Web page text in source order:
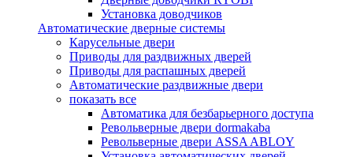
Установка доводчиков
Автоматические дверные системы
Карусельные двери
Приводы для раздвижных дверей
Приводы для распашных дверей
Автоматические раздвижные двери
показать все
Автоматика для безбарьерного доступа
Револьверные двери dormakaba
Револьверные двери ASSA ABLOY